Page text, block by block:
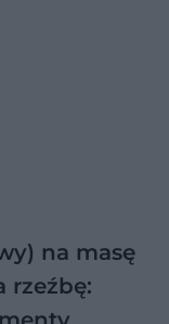
na masę
rzeźbę: